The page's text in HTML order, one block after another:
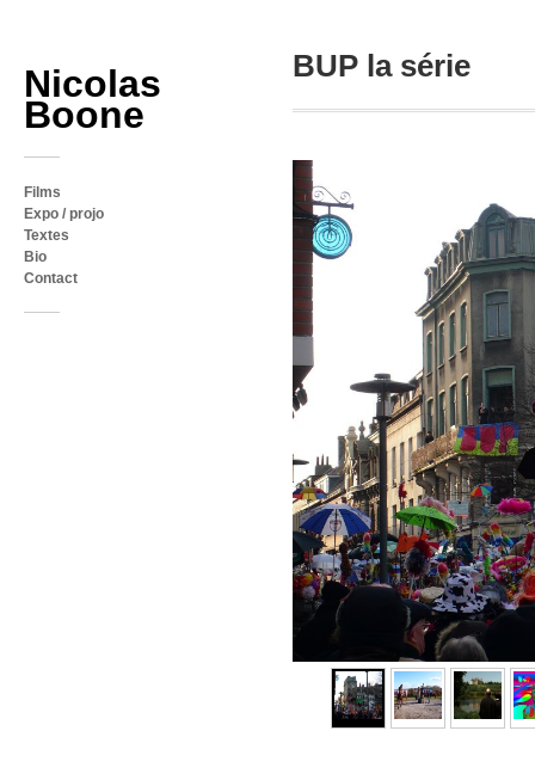
Nicolas
Boone
Films
Expo / projo
Textes
Bio
Contact
BUP la série